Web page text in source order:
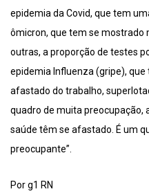
epidemia da Covid, que tem
ômicron, que tem se mostrado
outras, a proporção de testes
epidemia Influenza (gripe),
afastado do trabalho,
quadro de muita preocupação,
saúde têm se afastado. É um
preocupante”.
Por g1 RN